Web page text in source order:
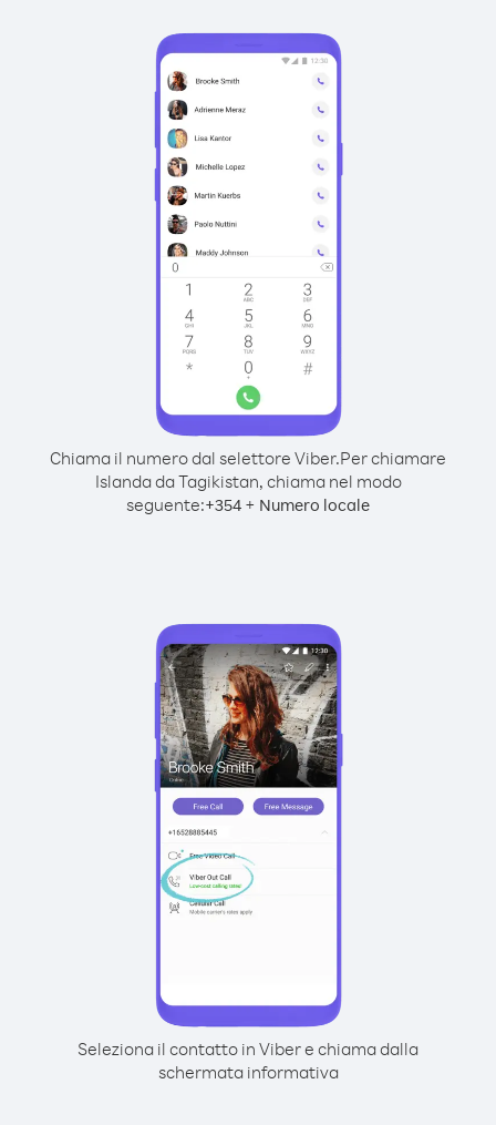
Chiama il numero dal selettore Viber.Per chiamare
Islanda da Tagikistan, chiama nel modo
seguente:+354 + Numero locale
Seleziona il contatto in Viber e chiama dalla
schermata informativa